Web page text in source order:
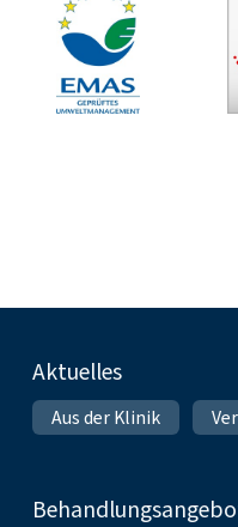
Fußnavigation
Aktuelles
Aus der Klinik